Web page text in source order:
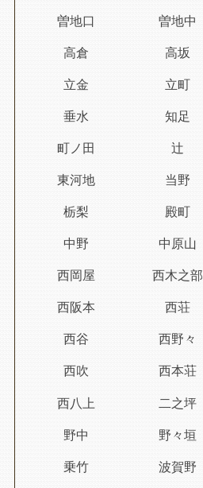
曽地口 曽地中
高倉 高坂
立金 立町
垂水 知足
町ノ田 辻
東河地 当野
栃梨 殿町
中野 中原山
西岡屋 西木之部
西阪本 西荘
西谷 西野々
西吹 西本荘
西八上 二之坪
野中 野々垣
乗竹 波賀野